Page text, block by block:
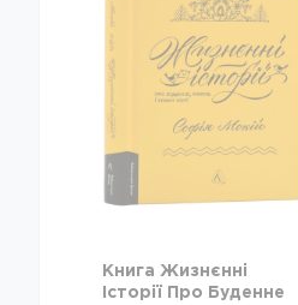
Книга Жизнєнні
Історії Про Буденне